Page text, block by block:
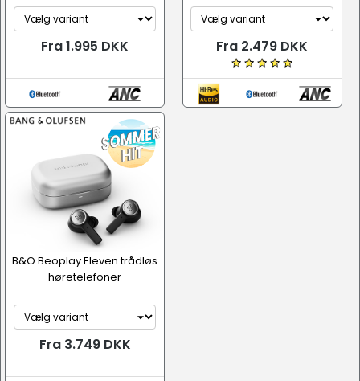
Fra 1.995 DKK Fra 2.479 DKK
B&O Beoplay Eleven trådløs
høretelefoner
Fra 3.749 DKK